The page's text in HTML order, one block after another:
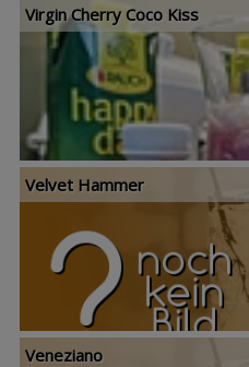
Virgin Cherry Coco Kiss
Velvet Hammer
Veneziano